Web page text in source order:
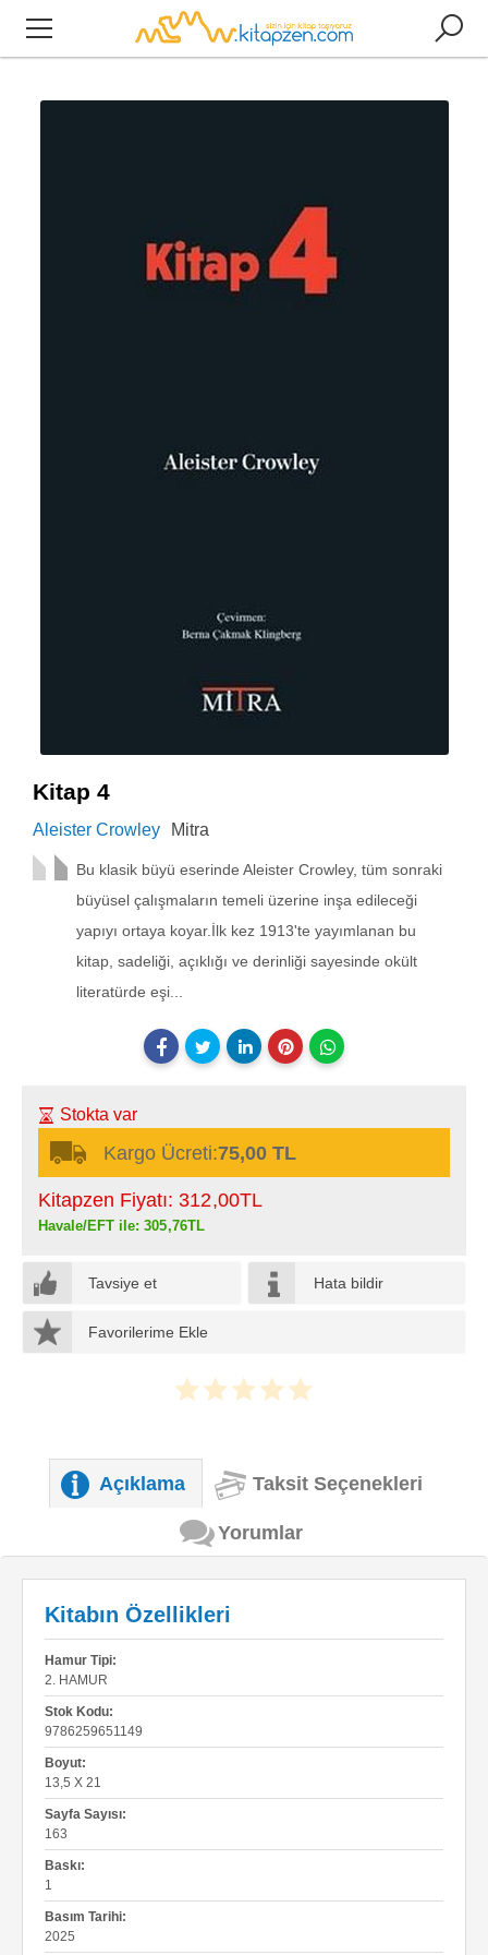
Kitap 4
Aleister Crowley Mitra
Bu klasik büyü eserinde Aleister Crowley, tüm sonraki
büyüsel çalışmaların temeli üzerine inşa edileceği
yapıyı ortaya koyar.İlk kez 1913'te yayımlanan bu
kitap, sadeliği, açıklığı ve derinliği sayesinde okült
literatürde eşi...
Stokta var
Kargo Ücreti:75,00 TL
Kitapzen Fiyatı: 312,00TL
Havale/EFT ile: 305,76TL
Tavsiye et Hata bildir
Favorilerime Ekle
Açıklama Taksit Seçenekleri
Yorumlar
Kitabın Özellikleri
Hamur Tipi:
2. HAMUR
Stok Kodu:
9786259651149
Boyut:
13,5 X 21
Sayfa Sayısı:
163
Baskı:
1
Basım Tarihi:
2025